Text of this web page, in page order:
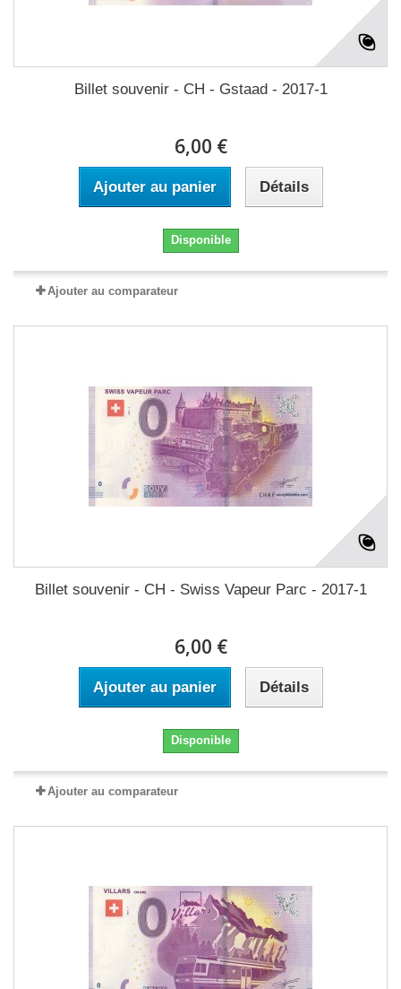
Billet souvenir - CH - Gstaad - 2017-1
6,00 €
Ajouter au panier Détails
Disponible
Ajouter au comparateur
Billet souvenir - CH - Swiss Vapeur Parc - 2017-1
6,00 €
Ajouter au panier Détails
Disponible
Ajouter au comparateur